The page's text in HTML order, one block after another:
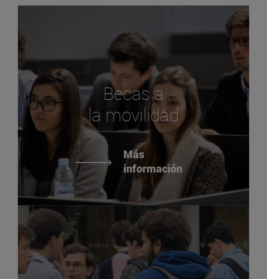
Becas a
la movilidad
Más
información